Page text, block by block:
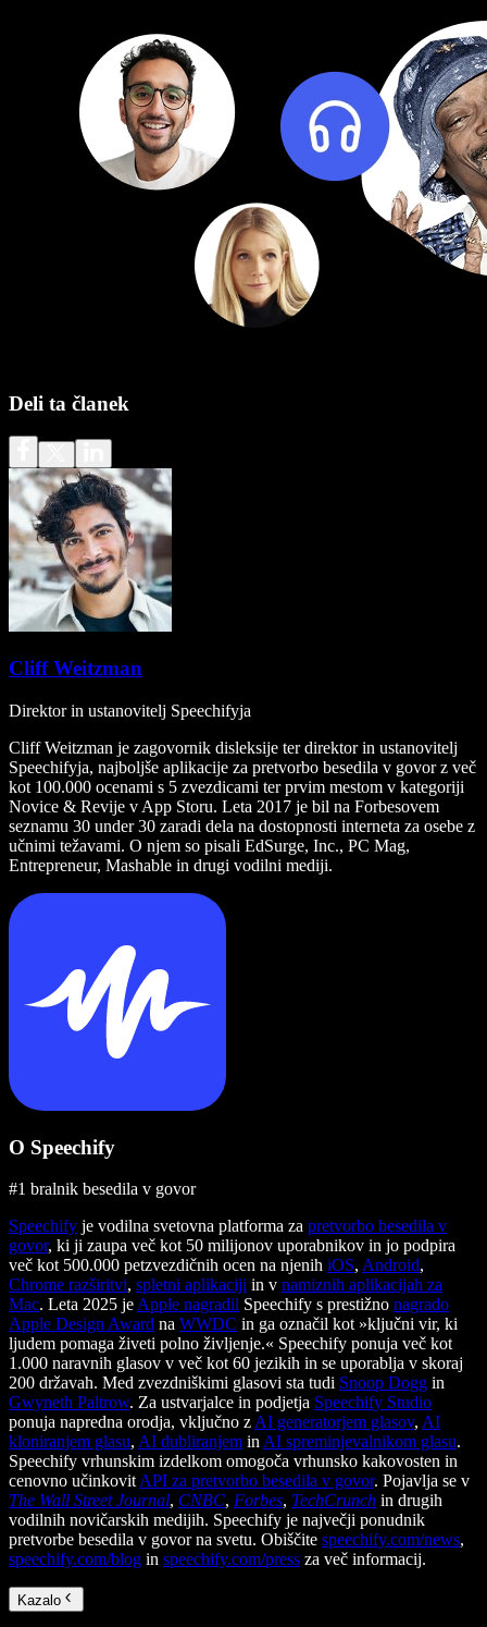
Deli ta članek
Cliff Weitzman
Direktor in ustanovitelj Speechifyja
Cliff Weitzman je zagovornik disleksije ter direktor in ustanovitelj
Speechifyja, najboljše aplikacije za pretvorbo besedila v govor z več
kot 100.000 ocenami s 5 zvezdicami ter prvim mestom v kategoriji
Novice & Revije v App Storu. Leta 2017 je bil na Forbesovem
seznamu 30 under 30 zaradi dela na dostopnosti interneta za osebe z
učnimi težavami. O njem so pisali EdSurge, Inc., PC Mag,
Entrepreneur, Mashable in drugi vodilni mediji.
O Speechify
#1 bralnik besedila v govor
Speechify je vodilna svetovna platforma za pretvorbo besedila v
govor, ki ji zaupa več kot 50 milijonov uporabnikov in jo podpira
več kot 500.000 petzvezdičnih ocen na njenih iOS, Android,
Chrome razširitvi, spletni aplikaciji in v namiznih aplikacijah za
Mac. Leta 2025 je Apple nagradil Speechify s prestižno nagrado
Apple Design Award na WWDC in ga označil kot »ključni vir, ki
ljudem pomaga živeti polno življenje.« Speechify ponuja več kot
1.000 naravnih glasov v več kot 60 jezikih in se uporablja v skoraj
200 državah. Med zvezdniškimi glasovi sta tudi Snoop Dogg in
Gwyneth Paltrow. Za ustvarjalce in podjetja Speechify Studio
ponuja napredna orodja, vključno z AI generatorjem glasov, AI
kloniranjem glasu, AI dubliranjem in AI spreminjevalnikom glasu.
Speechify vrhunskim izdelkom omogoča vrhunsko kakovosten in
cenovno učinkovit API za pretvorbo besedila v govor. Pojavlja se v
The Wall Street Journal, CNBC, Forbes, TechCrunch in drugih
vodilnih novičarskih medijih. Speechify je največji ponudnik
pretvorbe besedila v govor na svetu. Obiščite speechify.com/news,
speechify.com/blog in speechify.com/press za več informacij.
Kazalo